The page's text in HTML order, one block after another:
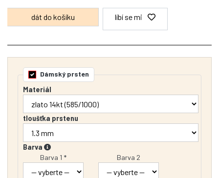
líbí se mi
Dámský prsten
Materiál
tloušťka prstenu
Barva
Barva 1 *
Barva 2